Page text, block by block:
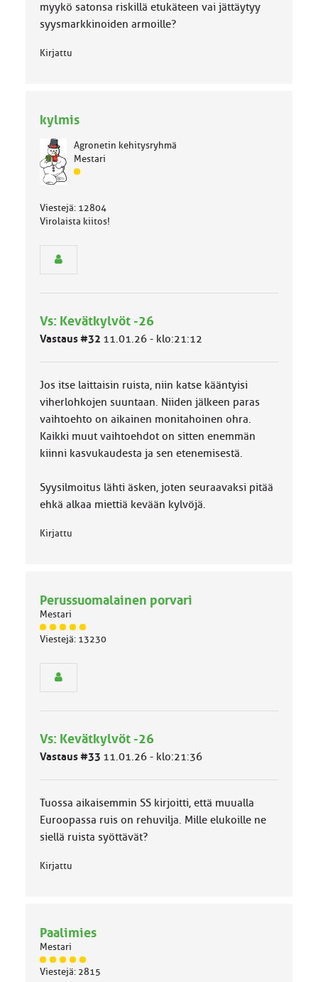
myykö satonsa riskillä etukäteen vai jättäytyy
syysmarkkinoiden armoille?
Kirjattu
kylmis
Agronetin kehitysryhmä
Mestari
J
u
o
:
Viestejä: 12804
Virolaista kiitos!
Vs: Kevätkylvöt -26
Vastaus #32 11.01.26 - klo:21:12
Jos itse laittaisin ruista, niin katse kääntyisi
viherlohkojen suuntaan. Niiden jälkeen paras
vaihtoehto on aikainen monitahoinen ohra.
Kaikki muut vaihtoehdot on sitten enemmän
kiinni kasvukaudesta ja sen etenemisestä.
Syysilmoitus lähti äsken, joten seuraavaksi pitää
ehkä alkaa miettiä kevään kylvöjä.
Kirjattu
Perussuomalainen porvari
Mestari
J
ä
m
ä
k
k
a
Viestejä: 13230
Vs: Kevätkylvöt -26
Vastaus #33 11.01.26 - klo:21:36
Tuossa aikaisemmin SS kirjoitti, että muualla
Euroopassa ruis on rehuvilja. Mille elukoille ne
siellä ruista syöttävät?
Kirjattu
Paalimies
Mestari
J
ä
Viestejä: 2815